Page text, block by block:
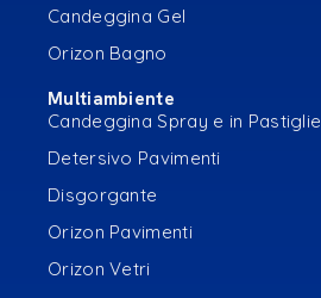
Candeggina Gel
Orizon Bagno
Multiambiente
Candeggina Spray e in Pastiglie
Detersivo Pavimenti
Disgorgante
Orizon Pavimenti
Orizon Vetri